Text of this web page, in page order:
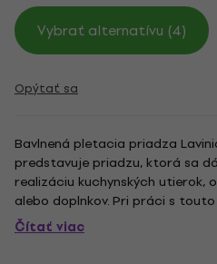
Vybrať alternatívu (4)
Opýtať sa
Bavlnená pletacia priadza
predstavuje priadzu, ktorá sa
realizáciu kuchynských utierok,
alebo doplnkov. Pri práci s
použiť ihlice o veľkosti 3 – 3,5 mm.
Čítať viac